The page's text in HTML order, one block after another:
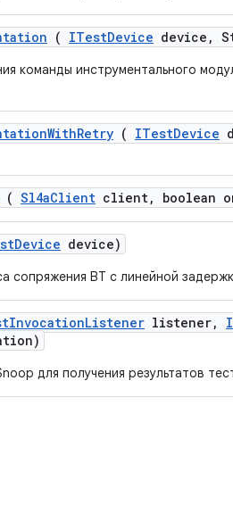
( ITestDevice device ,
команды инструментального
WithRetry ( ITestDevice
( Sl4aClient client, boolean
Device device)
сопряжения BT с линейной
InvocationListener listener,
для получения результатов